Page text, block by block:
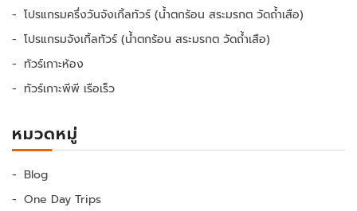
โปรแกรมครึ่งวันจังเกิ้ลทัวร์ (น้ำตกร้อน สระมรกต วัดถ้ำเสือ)
โปรแกรมจังเกิ้ลทัวร์ (น้ำตกร้อน สระมรกต วัดถ้ำเสือ)
ทัวร์เกาะห้อง
ทัวร์เกาะพีพี เรือเร็ว
หมวดหมู่
Blog
One Day Trips